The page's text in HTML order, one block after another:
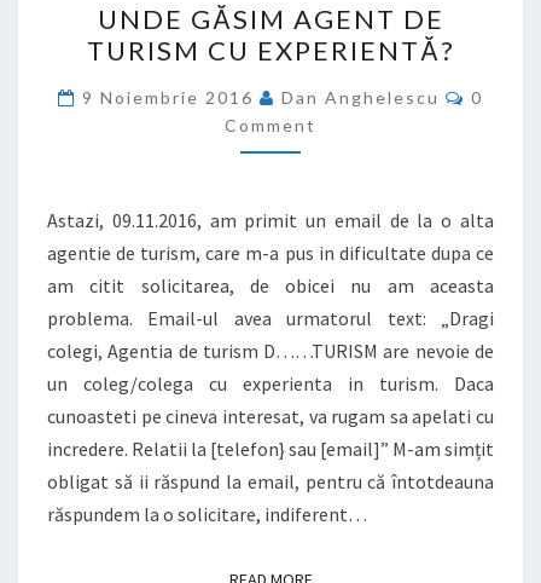
GĂSIM
AGENT
DE
TURISM
CU
UNDE GĂSIM AGENT DE
TURISM CU EXPERIENTĂ?
9 Noiembrie 2016 Dan Anghelescu
0
Comment
Astazi, 09.11.2016, am primit un email de la o alta
agentie de turism, care m-a pus in dificultate dupa ce
am citit solicitarea, de obicei nu am aceasta
problema. Email-ul avea urmatorul text: „Dragi
colegi, Agentia de turism D……TURISM are nevoie de
un coleg/colega cu experienta in turism. Daca
cunoasteti pe cineva interesat, va rugam sa apelati cu
incredere. Relatii la [telefon} sau [email]” M-am simțit
obligat să ii răspund la email, pentru că întotdeauna
răspundem la o solicitare, indiferent…
READ MORE